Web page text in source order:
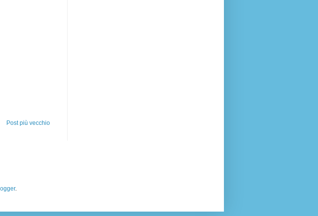
Post più vecchio
.